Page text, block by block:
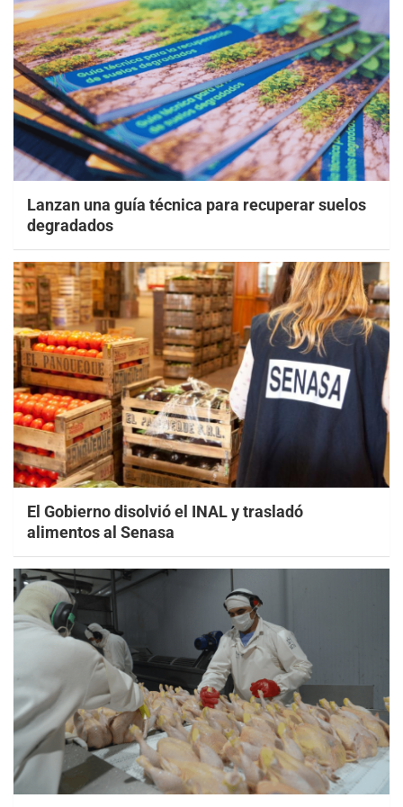
Lanzan una guía técnica para recuperar suelos
degradados
El Gobierno disolvió el INAL y trasladó
alimentos al Senasa